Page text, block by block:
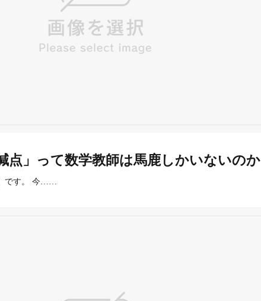
点」って数学教師は馬鹿しかいないのか
）です。 今……